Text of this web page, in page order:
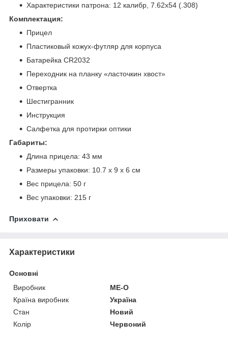
Характеристики патрона: 12 калибр, 7.62x54 (.308)
Комплектация:
Прицел
Пластиковый кожух-футляр для корпуса
Батарейка CR2032
Переходник на планку «ласточкин хвост»
Отвертка
Шестигранник
Инструкция
Салфетка для протирки оптики
Габариты:
Длина прицела: 43 мм
Размеры упаковки: 10.7 х 9 х 6 см
Вес прицела: 50 г
Вес упаковки: 215 г
Приховати
Характеристики
Основні
Виробник
ME-O
Країна виробник
Україна
Стан
Новий
Колір
Червоний